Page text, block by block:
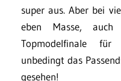
super aus. Aber bei
eben Masse,
Topmodelfinale
unbedingt das
gesehen!